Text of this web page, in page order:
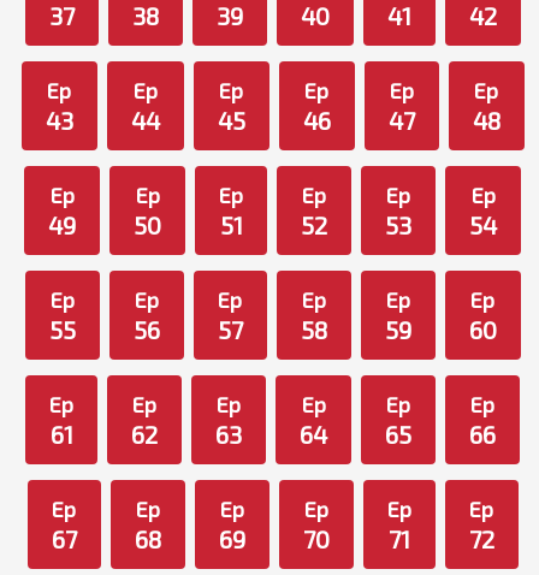
37 38 39 40 41 42
Ep
43
Ep
44
Ep
45
Ep
46
Ep
47
Ep
48
Ep
49
Ep
50
Ep
51
Ep
52
Ep
53
Ep
54
Ep
55
Ep
56
Ep
57
Ep
58
Ep
59
Ep
60
Ep
61
Ep
62
Ep
63
Ep
64
Ep
65
Ep
66
Ep
67
Ep
68
Ep
69
Ep
70
Ep
71
Ep
72